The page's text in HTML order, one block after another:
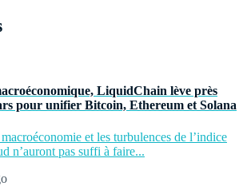
LiquidChain lève près
pour unifier Bitcoin, Ethereum et Solana
et les turbulences de l’indice
n’auront pas suffi à faire...